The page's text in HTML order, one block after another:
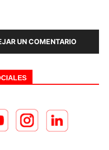
UN COMENTARIO